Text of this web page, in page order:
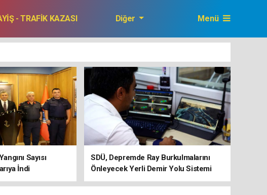
- TRAFİK KAZASI
Diğer Menü
Sayısı
İndi
SDÜ, Depremde Ray Burkulmalarını
Önleyecek Yerli Demir Yolu Sistemi
Geliştiriyor